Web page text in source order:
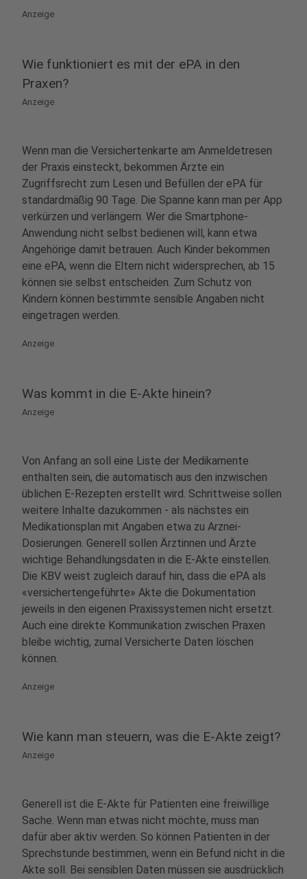
Anzeige
Wie funktioniert es mit der ePA in den
Praxen?
Anzeige
Wenn man die Versichertenkarte am Anmeldetresen
der Praxis einsteckt, bekommen Ärzte ein
Zugriffsrecht zum Lesen und Befüllen der ePA für
standardmäßig 90 Tage. Die Spanne kann man per App
verkürzen und verlängern. Wer die Smartphone-
Anwendung nicht selbst bedienen will, kann etwa
Angehörige damit betrauen. Auch Kinder bekommen
eine ePA, wenn die Eltern nicht widersprechen, ab 15
können sie selbst entscheiden. Zum Schutz von
Kindern können bestimmte sensible Angaben nicht
eingetragen werden.
Anzeige
Was kommt in die E-Akte hinein?
Anzeige
Von Anfang an soll eine Liste der Medikamente
enthalten sein, die automatisch aus den inzwischen
üblichen E-Rezepten erstellt wird. Schrittweise sollen
weitere Inhalte dazukommen - als nächstes ein
Medikationsplan mit Angaben etwa zu Arznei-
Dosierungen. Generell sollen Ärztinnen und Ärzte
wichtige Behandlungsdaten in die E-Akte einstellen.
Die KBV weist zugleich darauf hin, dass die ePA als
«versichertengeführte» Akte die Dokumentation
jeweils in den eigenen Praxissystemen nicht ersetzt.
Auch eine direkte Kommunikation zwischen Praxen
bleibe wichtig, zumal Versicherte Daten löschen
können.
Anzeige
Wie kann man steuern, was die E-Akte zeigt?
Anzeige
Generell ist die E-Akte für Patienten eine freiwillige
Sache. Wenn man etwas nicht möchte, muss man
dafür aber aktiv werden. So können Patienten in der
Sprechstunde bestimmen, wenn ein Befund nicht in die
Akte soll. Bei sensiblen Daten müssen sie ausdrücklich